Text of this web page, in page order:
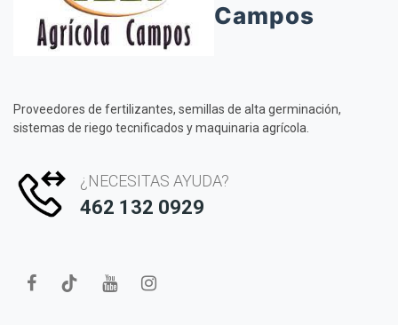
Campos
Proveedores de fertilizantes, semillas de alta germinación,
sistemas de riego tecnificados y maquinaria agrícola.
¿NECESITAS AYUDA?
462 132 0929